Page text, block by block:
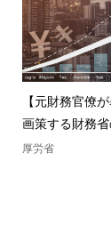
【元財務官僚
画策する財務省
厚労省